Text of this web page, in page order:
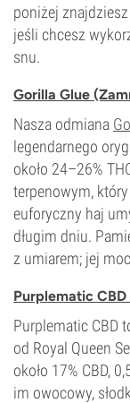
poniżej
jeśli chcesz
snu.
Gorilla Glue
Nasza odmiana
legendarnego
około 24–26%
terpenowym,
euforyczny haj
długim dniu.
z umiarem; jej
Purplematic
Purplematic CBD
od Royal Queen
około 17% CBD,
im owocowy,